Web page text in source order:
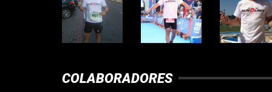
COLABORADORES